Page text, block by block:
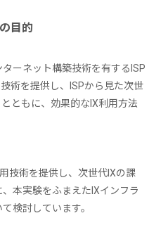
目的
ーネット構築技術を有するISP
術を提供し、ISPから見た次世
ともに、効果的なIX利用方法
技術を提供し、次世代IXの課
本実験をふまえたIXインフラ
検討しています。